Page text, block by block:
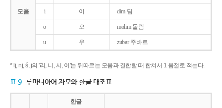
모음 i 이 dim 딤
o 오 molim 몰림
u 우 zubar 주바르
* lj, nj, š, j의 '리, 니, 시, 이'는 뒤따르는 모음과 결합할 때 합쳐서 1 음절로 적는다.
표 9 루마니아어 자모와 한글 대조표
한글